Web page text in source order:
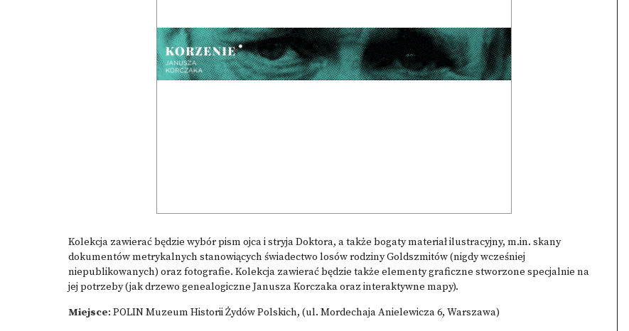
Kolekcja zawierać będzie wybór pism ojca i stryja Doktora, a także bogaty materiał ilustracyjny, m.in. skany
dokumentów metrykalnych stanowiących świadectwo losów rodziny Goldszmitów (nigdy wcześniej
niepublikowanych) oraz fotografie. Kolekcja zawierać będzie także elementy graficzne stworzone specjalnie na
jej potrzeby (jak drzewo genealogiczne Janusza Korczaka oraz interaktywne mapy).
Miejsce: POLIN Muzeum Historii Żydów Polskich, (ul. Mordechaja Anielewicza 6, Warszawa)